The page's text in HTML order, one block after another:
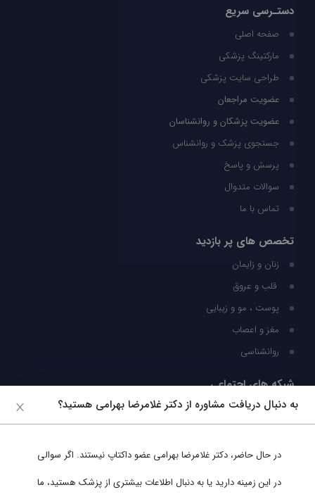
دستـرسی سریع
صفحه اصلی
مارکتینگ پزشکی
طراحی سایت پزشکی
عضویت مراجعان
عضویت پزشکان و روانشناسان
جستجوی پزشک و روانشناس
پرسش و پاسخ
سوالات متدوال
تماس با ما
تخصص های پر بازدید
زنان و زایمان
قلب و عروق
پوست ، مو و زیبایی
مغز و اعصاب
روانشناسی
شبکه های اجتماعی
ما را در شبکه های اجتماعی دنبال کنید
به دنبال دریافت مشاوره از دکتر غلامرضا بهرامی هستید؟
در حال حاضر، دکتر غلامرضا بهرامی عضو داکتاپ نیستند. اگر سوالی
در این زمینه دارید یا به دنبال اطلاعات بیشتری از پزشک هستید، ما